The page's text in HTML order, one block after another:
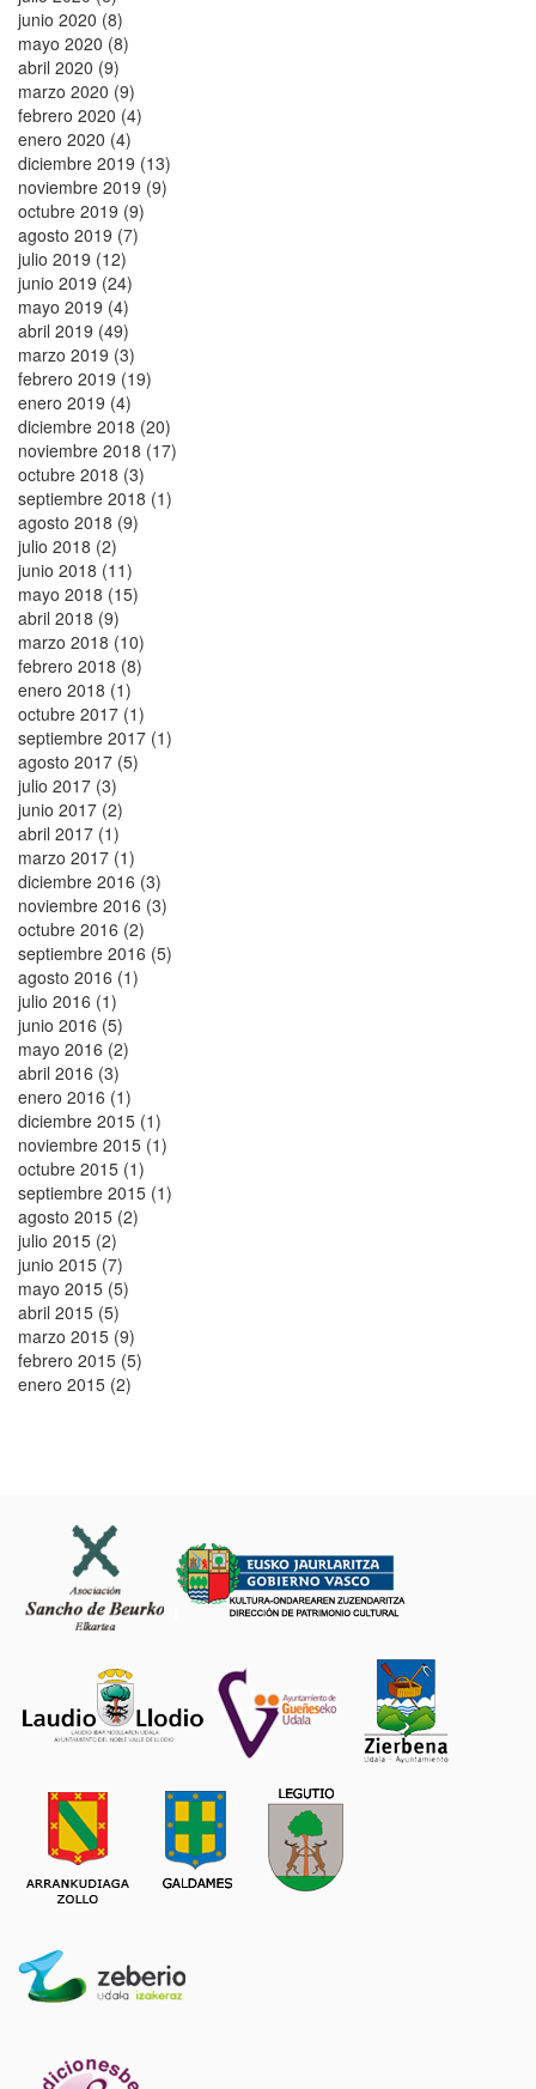
junio 2020 (8)
mayo 2020 (8)
abril 2020 (9)
marzo 2020 (9)
febrero 2020 (4)
enero 2020 (4)
diciembre 2019 (13)
noviembre 2019 (9)
octubre 2019 (9)
agosto 2019 (7)
julio 2019 (12)
junio 2019 (24)
mayo 2019 (4)
abril 2019 (49)
marzo 2019 (3)
febrero 2019 (19)
enero 2019 (4)
diciembre 2018 (20)
noviembre 2018 (17)
octubre 2018 (3)
septiembre 2018 (1)
agosto 2018 (9)
julio 2018 (2)
junio 2018 (11)
mayo 2018 (15)
abril 2018 (9)
marzo 2018 (10)
febrero 2018 (8)
enero 2018 (1)
octubre 2017 (1)
septiembre 2017 (1)
agosto 2017 (5)
julio 2017 (3)
junio 2017 (2)
abril 2017 (1)
marzo 2017 (1)
diciembre 2016 (3)
noviembre 2016 (3)
octubre 2016 (2)
septiembre 2016 (5)
agosto 2016 (1)
julio 2016 (1)
junio 2016 (5)
mayo 2016 (2)
abril 2016 (3)
enero 2016 (1)
diciembre 2015 (1)
noviembre 2015 (1)
octubre 2015 (1)
septiembre 2015 (1)
agosto 2015 (2)
julio 2015 (2)
junio 2015 (7)
mayo 2015 (5)
abril 2015 (5)
marzo 2015 (9)
febrero 2015 (5)
enero 2015 (2)